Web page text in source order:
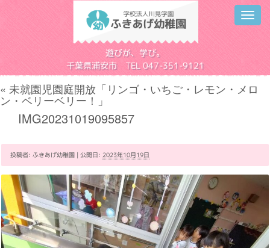
遊びが、学び。
千葉県浦安市 TEL 047-351-9121
« 未就園児園庭開放「リンゴ・いちご・レモン・メロ
ン・ベリーベリー！」
IMG20231019095857
投稿者: ふきあげ幼稚園 | 公開日: 2023年10月19日